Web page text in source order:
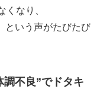
くなり、
という声がたびたび
不良”でドタキ